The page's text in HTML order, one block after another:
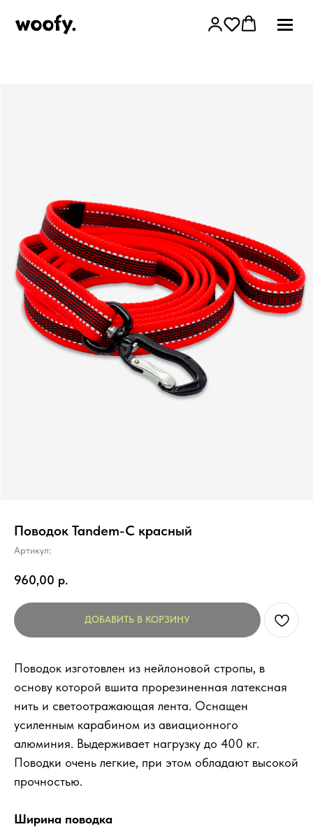
Поводок Tandem-C красный
Артикул:
960,00 р.
ДОБАВИТЬ В КОРЗИНУ
Поводок изготовлен из нейлоновой стропы, в
основу которой вшита прорезиненная латексная
нить и светоотражающая лента. Оснащен
усиленным карабином из авиационного
алюминия. Выдерживает нагрузку до 400 кг.
Поводки очень легкие, при этом обладают высокой
прочностью.
Ширина поводка